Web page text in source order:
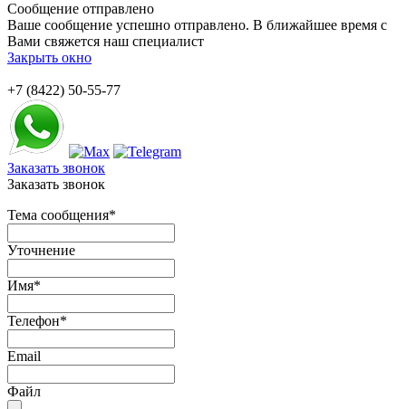
Сообщение отправлено
Ваше сообщение успешно отправлено. В ближайшее время с
Вами свяжется наш специалист
Закрыть окно
+7 (8422) 50-55-77
Заказать звонок
Заказать звонок
Тема сообщения*
Уточнение
Имя*
Телефон*
Email
Файл